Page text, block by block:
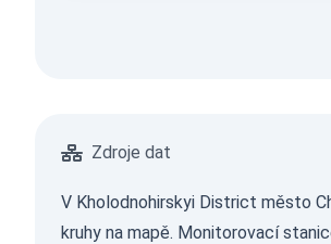
Zdroje dat
V Kholodnohirskyi District město
kruhy na mapě. Monitorovací